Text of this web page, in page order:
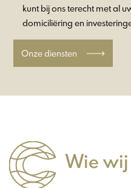
kunt bij ons terecht met al
domiciliëring en
Onze diensten
Wie